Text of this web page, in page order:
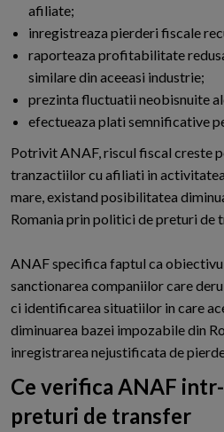
afiliate;
inregistreaza pierderi fiscale
raporteaza profitabilitate
similare din aceeasi industrie;
prezinta fluctuatii neobisnuite
efectueaza plati semnificative
Potrivit ANAF, riscul fiscal creste
tranzactiilor cu afiliati in
mare, existand posibilitatea
Romania prin politici de preturi de
ANAF specifica faptul ca
sanctionarea companiilor care
ci identificarea situatiilor in care
diminuarea bazei impozabile din
inregistrarea nejustificata de
Ce verifica ANAF
preturi de transfer